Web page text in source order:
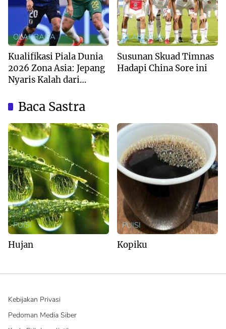
OLAHRAGA
Kualifikasi Piala Dunia
2026 Zona Asia: Jepang
Nyaris Kalah dari
OLAHRAGA
Susunan Skuad Timnas
Hadapi China Sore ini
Baca Sastra
PUISI
Hujan
PUISI
Kopiku
Kebijakan Privasi
Pedoman Media Siber